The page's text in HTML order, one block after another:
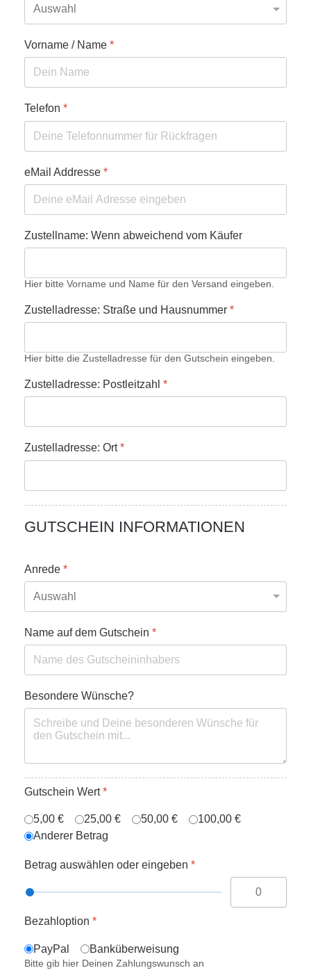
Vorname / Name *
Telefon *
eMail Addresse *
Zustellname: Wenn abweichend vom Käufer
Hier bitte Vorname und Name für den Versand eingeben.
Zustelladresse: Straße und Hausnummer *
Hier bitte die Zustelladresse für den Gutschein eingeben.
Zustelladresse: Postleitzahl *
Zustelladresse: Ort*
GUTSCHEIN INFORMATIONEN
Anrede *
Name auf dem Gutschein *
Besondere Wünsche?
Gutschein Wert*
5,00 € 25,00 € 50,00 €
100,00 €
Anderer Betrag
Betrag auswählen oder eingeben *
Bezahloption *
PayPal Banküberweisung
Bitte gib hier Deinen Zahlungswunsch an